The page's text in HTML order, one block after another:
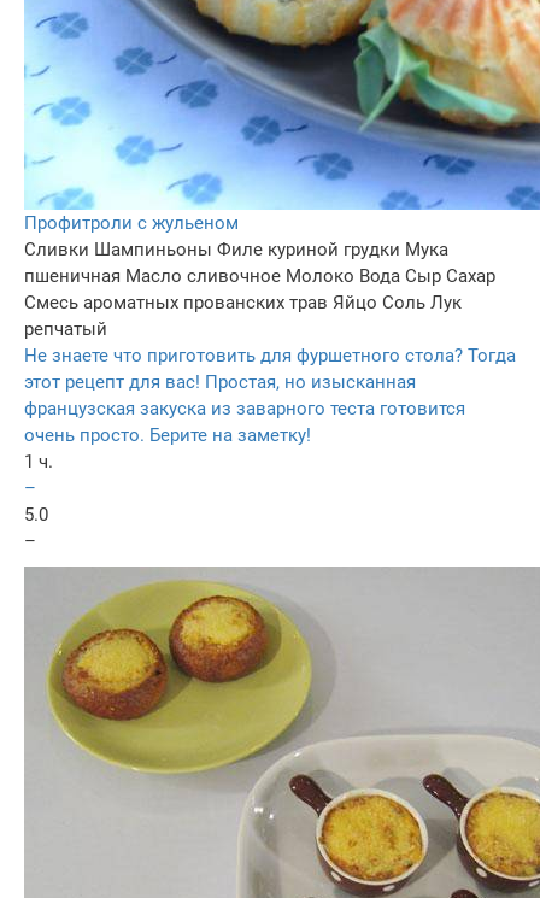
Профитроли с жульеном
Сливки Шампиньоны Филе куриной грудки Мука
пшеничная Масло сливочное Молоко Вода Сыр Сахар
Смесь ароматных прованских трав Яйцо Соль Лук
репчатый
Не знаете что приготовить для фуршетного стола? Тогда
этот рецепт для вас! Простая, но изысканная
французская закуска из заварного теста готовится
очень просто. Берите на заметку!
1 ч.
–
5.0
–